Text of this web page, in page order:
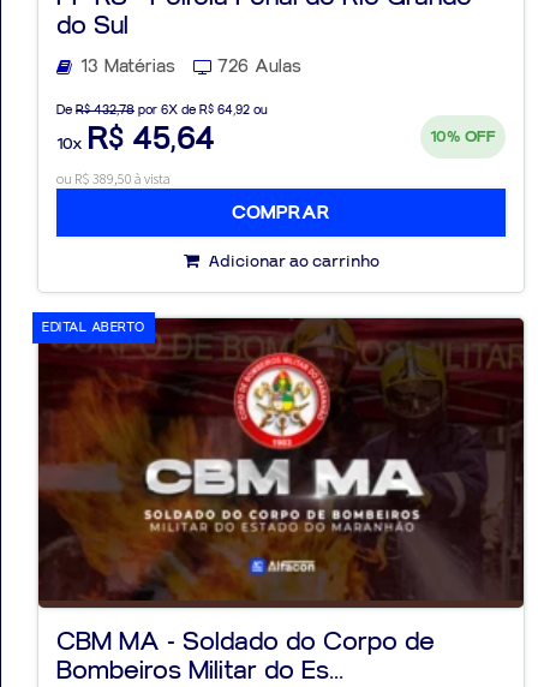
do Sul
13 Matérias 726 Aulas
De R$ 432,78 por 6X de R$ 64,92 ou
10x R$ 45,64 10% OFF
ou R$ 389,50 à vista
COMPRAR
Adicionar ao carrinho
CBM MA - Soldado do Corpo de
Bombeiros Militar do Es...
EDITAL ABERTO